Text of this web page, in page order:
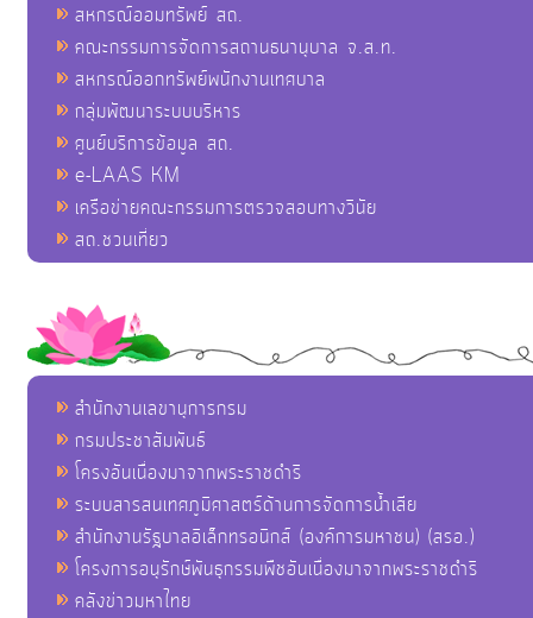
สหกรณ์ออมทรัพย์ สถ.
คณะกรรมการจัดการสถานธนานุบาล จ.ส.ท.
สหกรณ์ออกทรัพย์พนักงานเทศบาล
กลุ่มพัฒนาระบบบริหาร
ศูนย์บริการข้อมูล สถ.
e-LAAS KM
เครือข่ายคณะกรรมการตรวจสอบทางวินัย
สถ.ชวนเที่ยว
สำนักงานเลขานุการกรม
กรมประชาสัมพันธ์
โครงอันเนื่องมาจากพระราชดำริ
ระบบสารสนเทศภูมิศาสตร์ด้านการจัดการน้ำเสีย
สำนักงานรัฐบาลอิเล็กทรอนิกส์ (องค์การมหาชน) (สรอ.)
โครงการอนุรักษ์พันธุกรรมพืชอันเนื่องมาจากพระราชดำริ
คลังข่าวมหาไทย